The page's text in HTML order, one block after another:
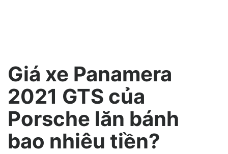
Giá xe Panamera
2021 GTS của
Porsche lăn bánh
bao nhiêu tiền?